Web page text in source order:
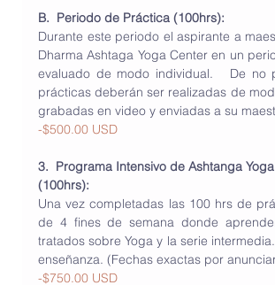
B.  Periodo de Práctica (100hrs):
Durante este periodo el aspirante a
Dharma Ashtaga Yoga Center en un
evaluado de modo individual.   De no
prácticas deberán ser realizadas de
grabadas en video y enviadas a su
-$500.00 USD
3.  Programa Intensivo de Ashtanga
(100hrs):
Una vez completadas las 100 hrs de
de 4 fines de semana donde
tratados sobre Yoga y la serie
enseñanza. (Fechas exactas por
-$750.00 USD